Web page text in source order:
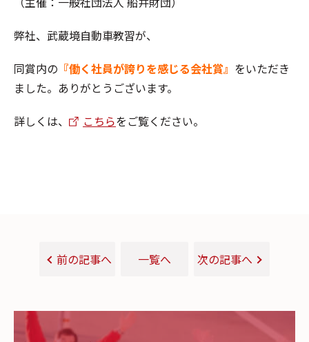
弊社、武蔵境自動車教習が、
同賞内の 『働く社員が誇りを感じる会社賞』 をいただき
ました。ありがとうございます。
詳しくは、
こちらをご覧ください。
前の記事へ 一覧へ 次の記事へ